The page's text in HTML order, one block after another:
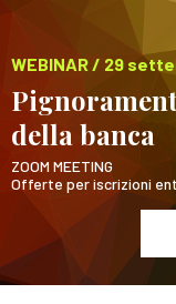
WEBINAR / 29
della banca
ZOOM MEETING
Offerte per iscrizioni